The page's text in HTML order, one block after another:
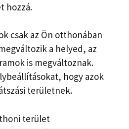
hozzá.
csak az Ön otthonában
a helyed, az
is megváltoznak.
hogy azok
területnek.
terület